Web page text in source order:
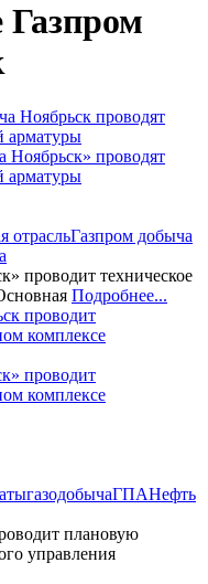
Газпром
проводят
арматуры
отрасльГазпром добыча
проводит техническое
Подробнее...
проводит
комплексе
газодобычаГПАНефть
плановую
управления